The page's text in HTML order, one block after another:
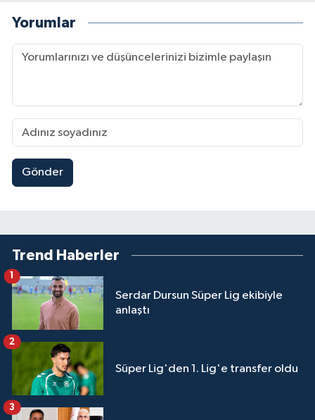
Yorumlar
Gönder
Trend Haberler
Serdar Dursun Süper Lig ekibiyle
anlaştı
1
Süper Lig'den 1. Lig'e transfer oldu
2
3